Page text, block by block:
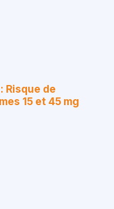
Risque de
15 et 45 mg